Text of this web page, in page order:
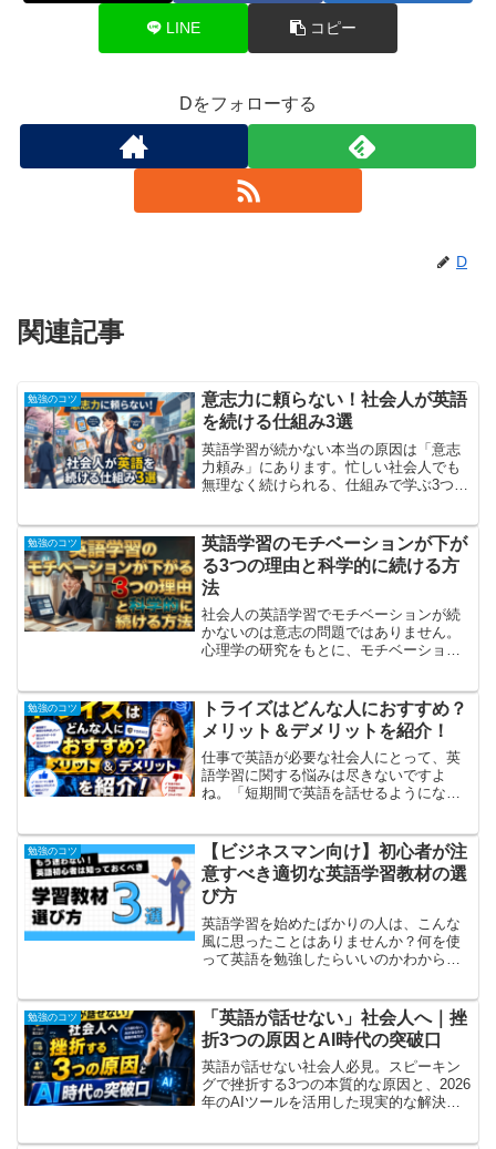
LINE コピー
Dをフォローする
D
関連記事
勉強のコツ
意志力に頼らない！社会人が英語
を続ける仕組み3選
英語学習が続かない本当の原因は「意志
力頼み」にあります。忙しい社会人でも
無理なく続けられる、仕組みで学ぶ3つの
勉強のコツ
英語学習のモチベーションが下が
る3つの理由と科学的に続ける方
法
社会人の英語学習でモチベーションが続
かないのは意志の問題ではありません。
心理学の研究をもとに、モチベーション
ます。
勉強のコツ
トライズはどんな人におすすめ？
メリット＆デメリットを紹介！
仕事で英語が必要な社会人にとって、英
語学習に関する悩みは尽きないですよ
ね。「短期間で英語を話せるようになり
習法があれば知りたい！」今回は、こん
な悩みを抱えている社会人の...
勉強のコツ
【ビジネスマン向け】初心者が注
意すべき適切な英語学習教材の選
び方
英語学習を始めたばかりの人は、こんな
風に思ったことはありませんか？何を使
って英語を勉強したらいいのかわからな
習方法がわからないそんな人は、目的、
難易度、音声の3つの基準...
勉強のコツ
「英語が話せない」社会人へ｜挫
折3つの原因とAI時代の突破口
英語が話せない社会人必見。スピーキン
グで挫折する3つの本質的な原因と、2026
年のAIツールを活用した現実的な解決策